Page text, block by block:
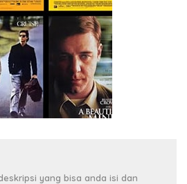
yang bisa anda isi dan